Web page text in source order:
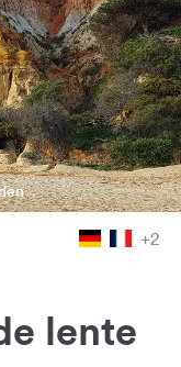
+2
lente